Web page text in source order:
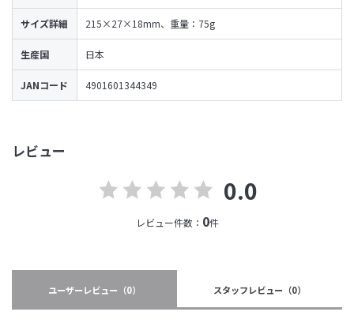
レビュー
0.0
レビュー件数： 0件
ユーザーレビュー （0） スタッフレビュー （0）
サイズ詳細 215×27×18mm、重量：75g
生産国 日本
JANコード 4901601344349